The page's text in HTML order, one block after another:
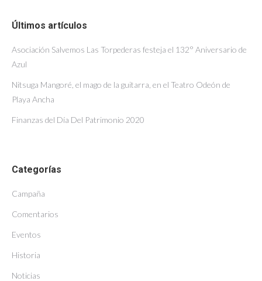
Últimos artículos
Asociación Salvemos Las Torpederas festeja el 132° Aniversario de
Azul
Nitsuga Mangoré, el mago de la guitarra, en el Teatro Odeón de
Playa Ancha
Finanzas del Día Del Patrimonio 2020
Categorías
Campaña
Comentarios
Eventos
Historia
Noticias